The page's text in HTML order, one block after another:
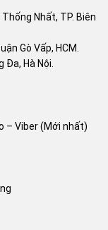
Thống Nhất, TP. Biên
Gò Vấp, HCM.
Đa, Hà Nội.
– Viber (Mới nhất)